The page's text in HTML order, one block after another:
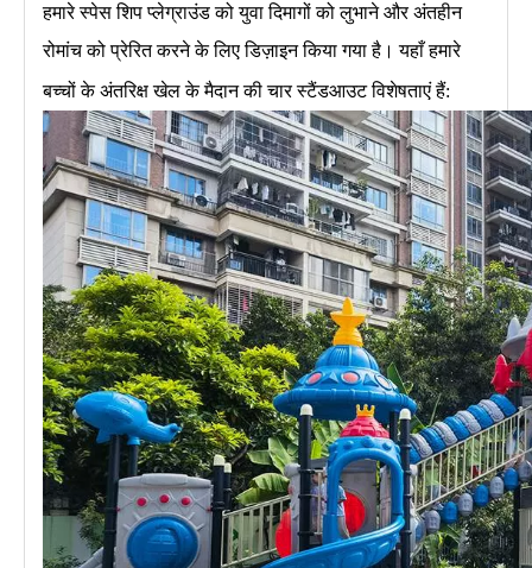
हमारे स्पेस शिप प्लेग्राउंड को युवा दिमागों को लुभाने और अंतहीन
रोमांच को प्रेरित करने के लिए डिज़ाइन किया गया है। यहाँ हमारे
बच्चों के अंतरिक्ष खेल के मैदान की चार स्टैंडआउट विशेषताएं हैं: